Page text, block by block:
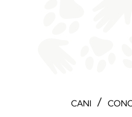
CANI /